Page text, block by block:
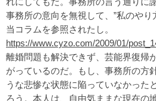
事務所の意向を無視して、”私のや
当コラムを参照されたし。
https://www.cyzo.com/2009/01/
離婚問題も解決できず、芸能界復帰
がっているのだ。もし、事務所の方
うな悲惨な状態に陥っていなかった
ろう。本人は、自由気ままな現在の